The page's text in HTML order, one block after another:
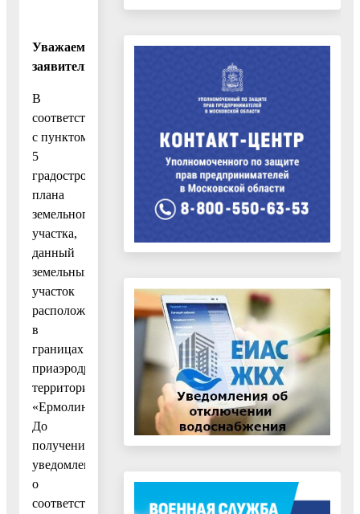
Уважаемый
заявитель!
В
соответствии
с пунктом
5
градостроительного
плана
земельного
участка,
данный
земельный
участок
расположен
в
границах
приаэродромной
территории
«Ермолино».
До
получения
уведомления
о
соответствии